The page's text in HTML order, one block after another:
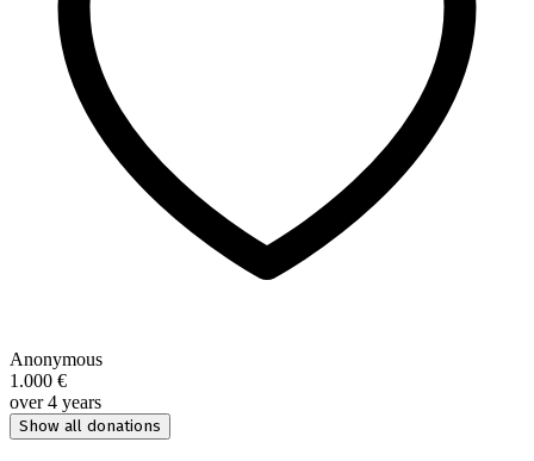
Anonymous
1.000 €
over 4 years
Show all donations